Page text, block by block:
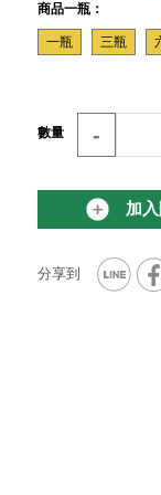
商品一瓶：
一瓶 三瓶
數量 -
加